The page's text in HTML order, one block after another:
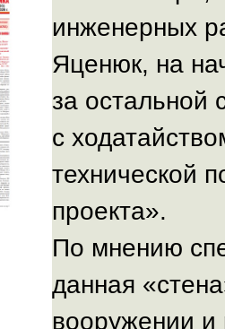
инженерных
Яценюк, на
за остальной
с
технической
проекта».
По мнению
данная
вооружении и